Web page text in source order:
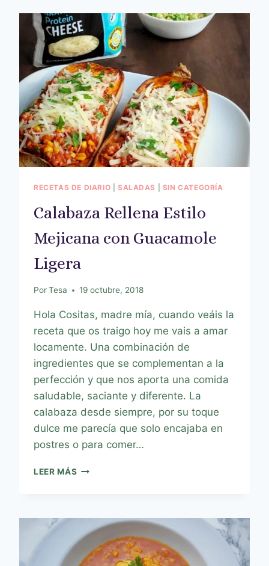
RECETAS DE DIARIO SALADAS SIN CATEGORÍA
Calabaza Rellena Estilo
Mejicana con Guacamole
Ligera
PorTesa 19 octubre, 2018
Hola Cositas, madre mía, cuando veáis la
receta que os traigo hoy me vais a amar
locamente. Una combinación de
ingredientes que se complementan a la
perfección y que nos aporta una comida
saludable, saciante y diferente. La
calabaza desde siempre, por su toque
dulce me parecía que solo encajaba en
postres o para comer…
LEER MÁS